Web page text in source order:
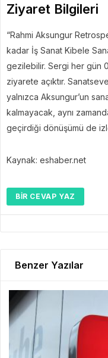
Ziyaret Bilgileri
“Rahmi Aksungur
kadar İş Sanat Kibele
gezilebilir. Sergi her gün
ziyarete açıktır.
yalnızca Aksungur’un
kalmayacak, aynı
geçirdiği dönüşümü de
Kaynak: eshaber.net
BIR CEVAP YAZ
Benzer Yazılar